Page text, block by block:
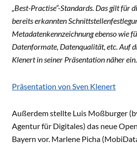
„Best-Practise“-Standards. Das gilt für
bereits erkannten
Metadatenkennzeichnung ebenso wie
Datenformate, Datenqualität, etc. Auf
Klenert in seiner Präsentation näher ein.
Präsentation von Sven Klenert
Außerdem stellte Luis Moßburger
Agentur für Digitales) das neue
Bayern vor. Marlene Picha